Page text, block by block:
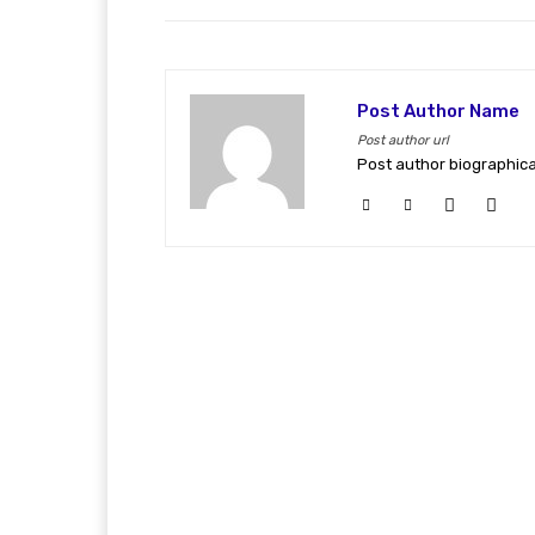
Post Author Name
Post author url
Post author